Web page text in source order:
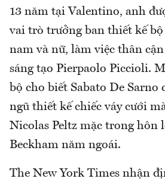
13 năm tại Valentino, anh
vai trò trưởng ban thiết kế
nam và nữ, làm việc thân
sáng tạo Pierpaolo Piccioli.
bộ cho biết Sabato De
ngũ thiết kế chiếc váy cưới
Nicolas Peltz mặc trong hôn
Beckham năm ngoái.
The New York Times nhận